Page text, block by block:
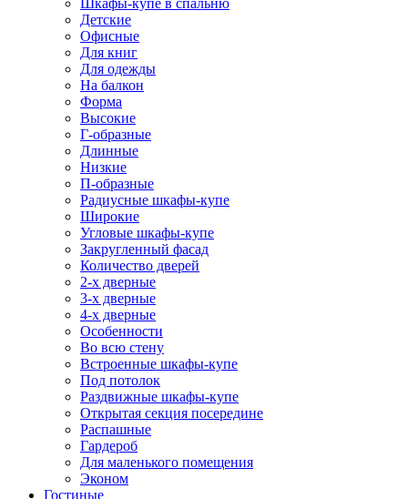
Шкафы-купе в спальню
Детские
Офисные
Для книг
Для одежды
На балкон
Форма
Высокие
Г-образные
Длинные
Низкие
П-образные
Радиусные шкафы-купе
Широкие
Угловые шкафы-купе
Закругленный фасад
Количество дверей
2-х дверные
3-х дверные
4-х дверные
Особенности
Во всю стену
Встроенные шкафы-купе
Под потолок
Раздвижные шкафы-купе
Открытая секция посередине
Распашные
Гардероб
Для маленького помещения
Эконом
Гостиные